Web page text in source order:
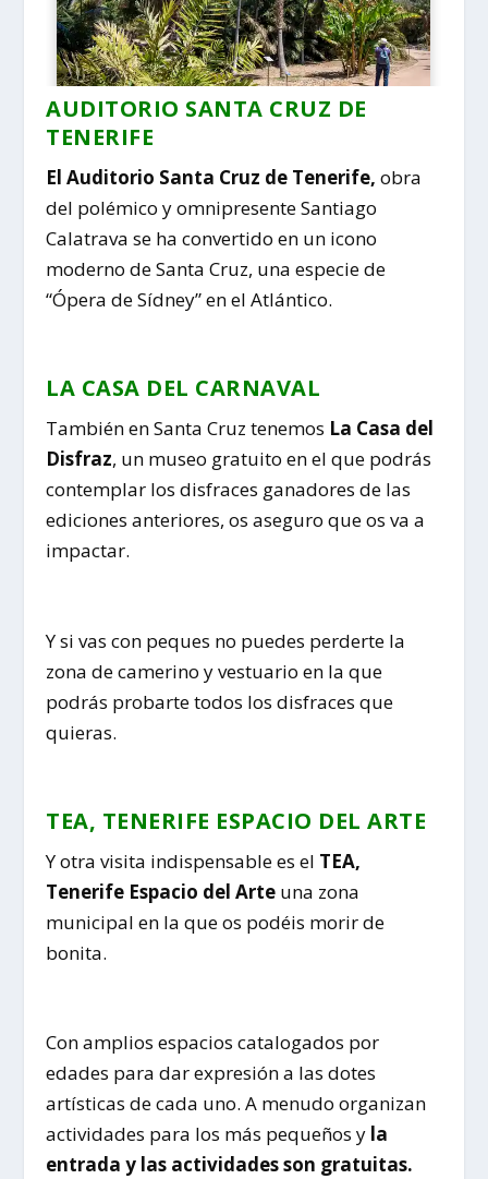
AUDITORIO SANTA CRUZ DE
TENERIFE
El Auditorio Santa Cruz de Tenerife, obra
del polémico y omnipresente Santiago
Calatrava se ha convertido en un icono
moderno de Santa Cruz, una especie de
“Ópera de Sídney” en el Atlántico.
LA CASA DEL CARNAVAL
También en Santa Cruz tenemos La Casa del
Disfraz, un museo gratuito en el que podrás
contemplar los disfraces ganadores de las
ediciones anteriores, os aseguro que os va a
impactar.
Y si vas con peques no puedes perderte la
zona de camerino y vestuario en la que
podrás probarte todos los disfraces que
quieras.
TEA, TENERIFE ESPACIO DEL ARTE
Y otra visita indispensable es el TEA,
Tenerife Espacio del Arte una zona
municipal en la que os podéis morir de
bonita.
Con amplios espacios catalogados por
edades para dar expresión a las dotes
artísticas de cada uno. A menudo organizan
actividades para los más pequeños y la
entrada y las actividades son gratuitas.